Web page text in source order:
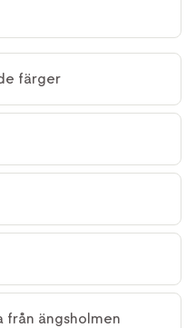
färger
från ängsholmen